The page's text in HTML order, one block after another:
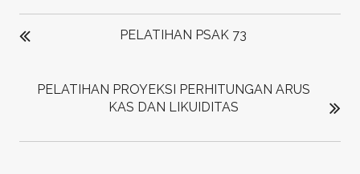
POST
NAVIGATIONPELATIHAN PSAK 73
PELATIHAN PROYEKSI PERHITUNGAN ARUS
KAS DAN LIKUIDITAS